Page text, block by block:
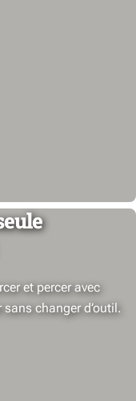
et percer avec
changer d’outil.